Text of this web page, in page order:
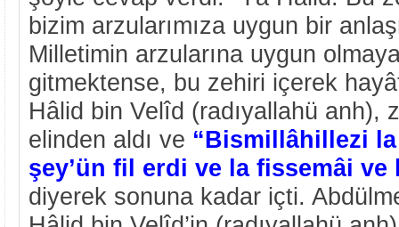
bizim arzularımıza uygun bir
Milletimin arzularına uygun
gitmektense, bu zehiri içerek
Hâlid bin Velîd (radıyallahü anh),
elinden aldı ve “Bismillâhillezi
şey’ün fil erdi ve la fissemâi ve
diyerek sonuna kadar içti.